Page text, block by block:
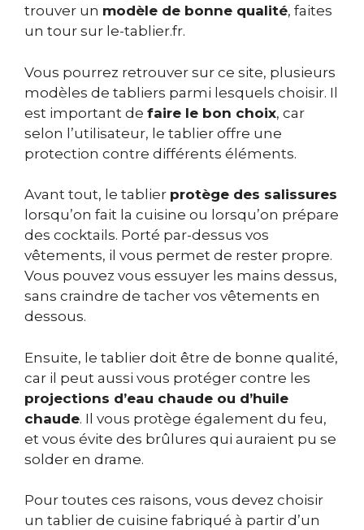
trouver un modèle de bonne qualité, faites
un tour sur le-tablier.fr.
Vous pourrez retrouver sur ce site, plusieurs
modèles de tabliers parmi lesquels choisir. Il
est important de faire le bon choix, car
selon l’utilisateur, le tablier offre une
protection contre différents éléments.
Avant tout, le tablier protège des salissures
lorsqu’on fait la cuisine ou lorsqu’on prépare
des cocktails. Porté par-dessus vos
vêtements, il vous permet de rester propre.
Vous pouvez vous essuyer les mains dessus,
sans craindre de tacher vos vêtements en
dessous.
Ensuite, le tablier doit être de bonne qualité,
car il peut aussi vous protéger contre les
projections d’eau chaude ou d’huile
chaude. Il vous protège également du feu,
et vous évite des brûlures qui auraient pu se
solder en drame.
Pour toutes ces raisons, vous devez choisir
un tablier de cuisine fabriqué à partir d’un